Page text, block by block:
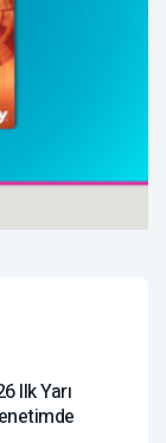
Ilk Yarı